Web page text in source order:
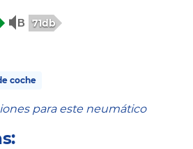
71db
coche
para este neumático